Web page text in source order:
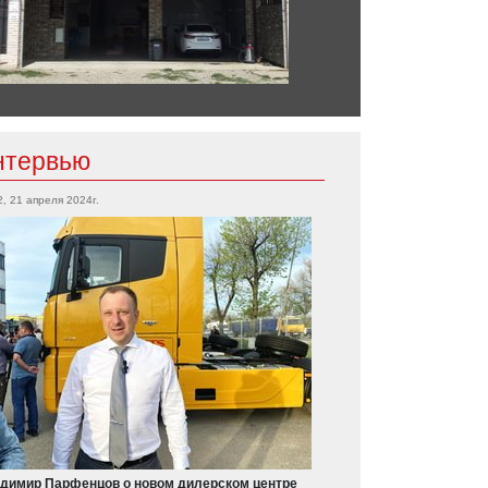
21 апреля 2024г.
Парфенцов о новом дилерском центре